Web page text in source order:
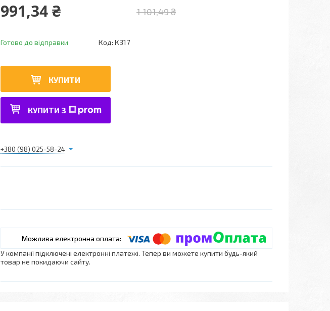
1 101,49 ₴
991,34 ₴
Готово до відправки Код: К317
КУПИТИ
КУПИТИ З
+380 (98) 025-58-24
У компанії підключені електронні платежі. Тепер ви можете купити будь-який
товар не покидаючи сайту.